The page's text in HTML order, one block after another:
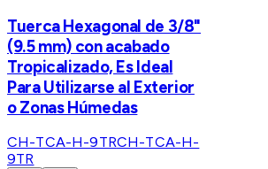
Tuerca Hexagonal de 3/8"
(9.5 mm) con acabado
Tropicalizado, Es Ideal
Para Utilizarse al Exterior
o Zonas Húmedas
CH-TCA-H-9TRCH-TCA-H-
9TR